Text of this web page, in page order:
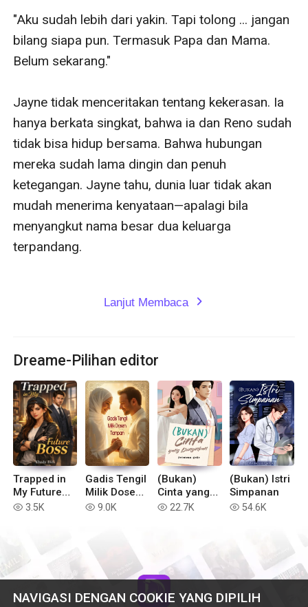
NAVIGASI DENGAN COOKIE YANG DIPILIH
"Aku sudah lebih dari yakin. Tapi tolong ... jangan
bilang siapa pun. Termasuk Papa dan Mama.
Belum sekarang."
Jayne tidak menceritakan tentang kekerasan. Ia
hanya berkata singkat, bahwa ia dan Reno sudah
tidak bisa hidup bersama. Bahwa hubungan
mereka sudah lama dingin dan penuh
ketegangan. Jayne tahu, dunia luar tidak akan
mudah menerima kenyataan—apalagi bila
menyangkut nama besar dua keluarga
terpandang.
Lanjut Membaca expand_more
Dreame-Pilihan editor
Trapped in
My Future
Boss
read 3.5K
Gadis Tengil
Milik Dosen
Tampan
read 9.0K
(Bukan)
Cinta yang
Diinginkan
read 22.7K
(Bukan) Istri
Simpanan
read 54.6K